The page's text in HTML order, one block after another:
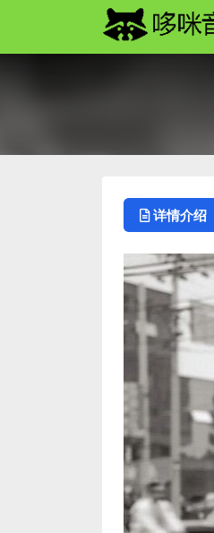
详情介绍